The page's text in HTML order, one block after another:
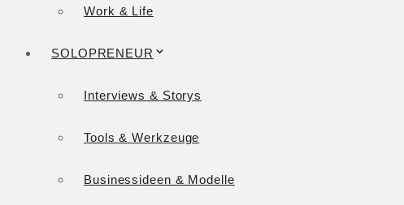
Work & Life
SOLOPRENEUR
Interviews & Storys
Tools & Werkzeuge
Businessideen & Modelle